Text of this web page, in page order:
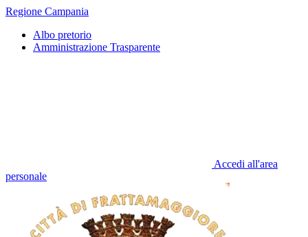
Regione Campania
Albo pretorio
Amministrazione Trasparente
Accedi all'area
personale